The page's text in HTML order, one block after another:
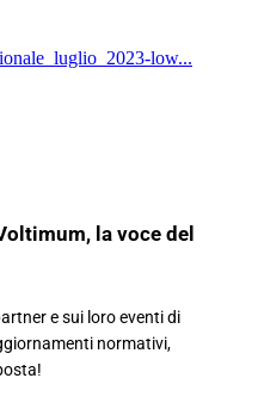
low...
la voce del
e sui loro eventi di
normativi,